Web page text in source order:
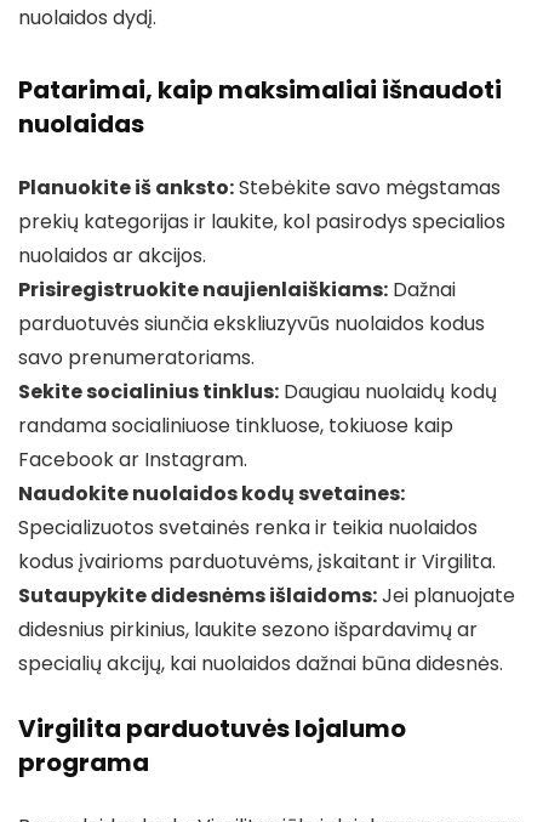
nuolaidos dydį.
Patarimai, kaip maksimaliai išnaudoti
nuolaidas
Planuokite iš anksto:Stebėkite savo mėgstamas
prekių kategorijas ir laukite, kol pasirodys specialios
nuolaidos ar akcijos.
Prisiregistruokite naujienlaiškiams: Dažnai
parduotuvės siunčia ekskliuzyvūs nuolaidos kodus
savo prenumeratoriams.
Sekite socialinius tinklus: Daugiau nuolaidų kodų
randama socialiniuose tinkluose, tokiuose kaip
Facebook ar Instagram.
Naudokite nuolaidos kodų svetaines:
Specializuotos svetainės renka ir teikia nuolaidos
kodus įvairioms parduotuvėms, įskaitant ir Virgilita.
Sutaupykite didesnėms išlaidoms:Jei planuojate
didesnius pirkinius, laukite sezono išpardavimų ar
specialių akcijų, kai nuolaidos dažnai būna didesnės.
Virgilita parduotuvės lojalumo
programa